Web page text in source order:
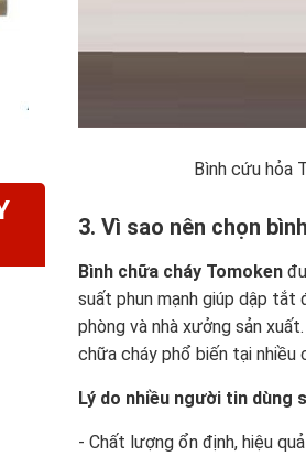
Bình cứu hỏa
3. Vì sao nên chọn
Bình chữa cháy Tomoken
suất phun mạnh giúp dập tắt
phòng và nhà xưởng sản
chữa cháy phổ biến tại nhiều
Lý do nhiều người tin dùng
- Chất lượng ổn định, hiệu